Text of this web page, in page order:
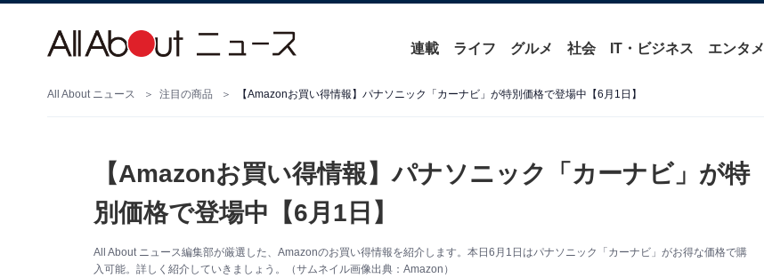
連載 ライフ グルメ 社会 IT・ビジネス エンタメ
All About ニュース 注目の商品 【Amazonお買い得情報】パナソニック「カーナビ」が特別価格で登場中【6月1日】
【Amazonお買い得情報】パナソニック「カーナビ」が特
別価格で登場中【6月1日】
All About ニュース編集部が厳選した、Amazonのお買い得情報を紹介します。本日6月1日はパナソニック「カーナビ」がお得な価格で購
入可能。詳しく紹介していきましょう。（サムネイル画像出典：Amazon）